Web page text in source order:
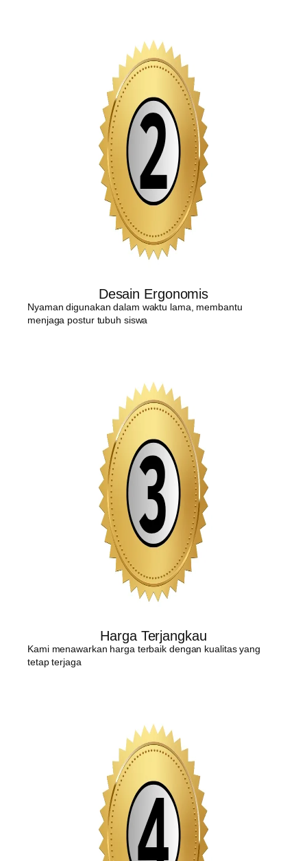
Desain Ergonomis
Nyaman digunakan dalam waktu lama, membantu
menjaga postur tubuh siswa
Harga Terjangkau
Kami menawarkan harga terbaik dengan kualitas yang
tetap terjaga